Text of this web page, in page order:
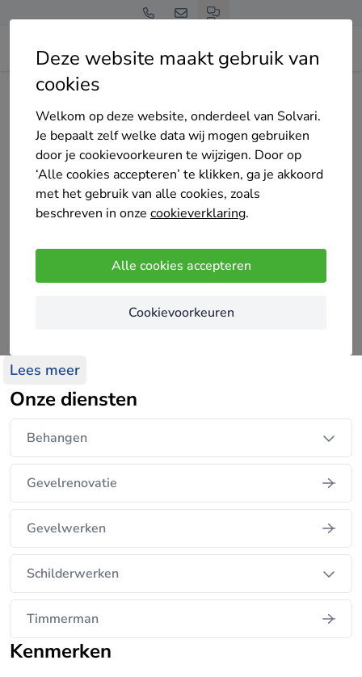
Deze website maakt gebruik van
cookies
Welkom op deze website, onderdeel van Solvari.
Je bepaalt zelf welke data wij mogen gebruiken
door je cookievoorkeuren te wijzigen. Door op
‘Alle cookies accepteren’ te klikken, ga je akkoord
met het gebruik van alle cookies, zoals
beschreven in onze cookieverklaring.
Alle cookies accepteren
Cookievoorkeuren
Home Bedrijven overzicht
Den Ouden Schilderwerken
schilder- en behangwerk uitvoert. Duidelijke
offertes. Gespecialiseerd in behangwerk.
Lees meer
Onze diensten
Behangen
Gevelrenovatie
Gevelwerken
Schilderwerken
Timmerman
Kenmerken